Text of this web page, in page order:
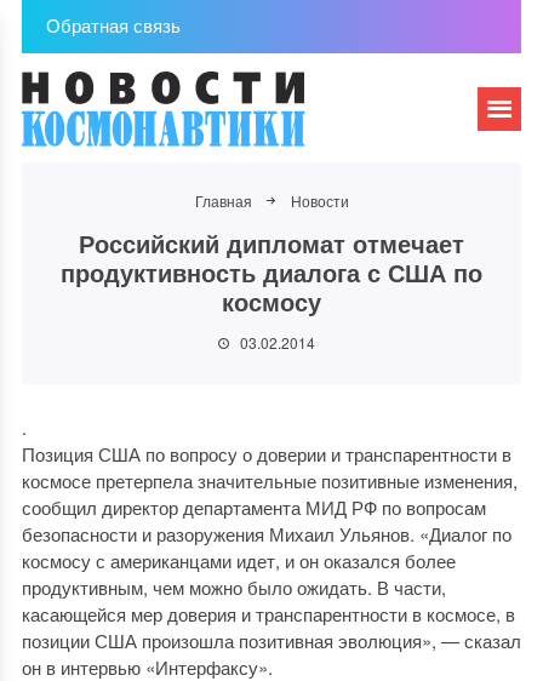
Обратная связь
Главная Новости
Российский дипломат отмечает
продуктивность диалога с США по
космосу
03.02.2014
.
Позиция США по вопросу о доверии и транспарентности в
космосе претерпела значительные позитивные изменения,
сообщил директор департамента МИД РФ по вопросам
безопасности и разоружения Михаил Ульянов. «Диалог по
космосу с американцами идет, и он оказался более
продуктивным, чем можно было ожидать. В части,
касающейся мер доверия и транспарентности в космосе, в
позиции США произошла позитивная эволюция», — сказал
он в интервью «Интерфаксу».